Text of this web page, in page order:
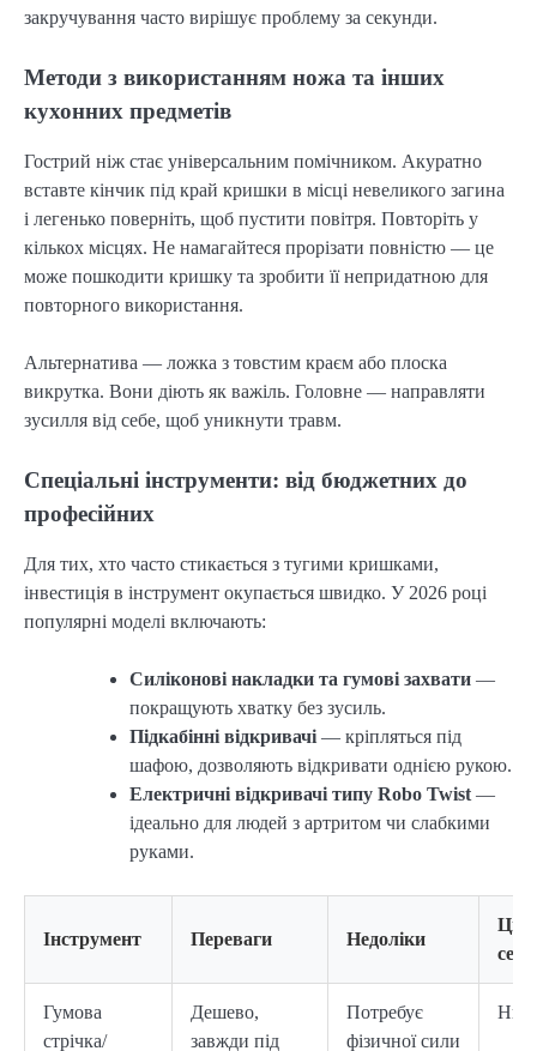
закручування часто вирішує проблему за секунди.
Методи з використанням ножа та інших
кухонних предметів
Гострий ніж стає універсальним помічником. Акуратно
вставте кінчик під край кришки в місці невеликого загина
і легенько поверніть, щоб пустити повітря. Повторіть у
кількох місцях. Не намагайтеся прорізати повністю — це
може пошкодити кришку та зробити її непридатною для
повторного використання.
Альтернатива — ложка з товстим краєм або плоска
викрутка. Вони діють як важіль. Головне — направляти
зусилля від себе, щоб уникнути травм.
Спеціальні інструменти: від бюджетних до
професійних
Для тих, хто часто стикається з тугими кришками,
інвестиція в інструмент окупається швидко. У 2026 році
популярні моделі включають:
Силіконові накладки та гумові захвати —
покращують хватку без зусиль.
Підкабінні відкривачі — кріпляться під
шафою, дозволяють відкривати однією рукою.
Електричні відкривачі типу Robo Twist —
ідеально для людей з артритом чи слабкими
руками.
Інструмент Переваги Недоліки
Гумова
стрічка/
Дешево,
завжди під
Потребує
фізичної сили